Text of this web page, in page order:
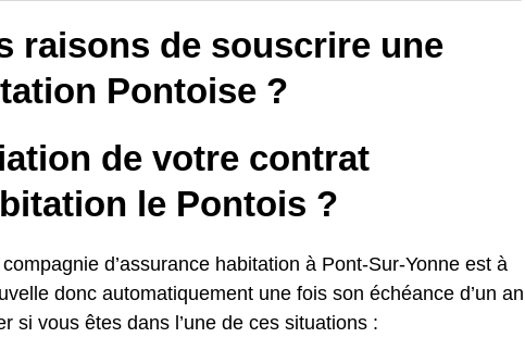
raisons de souscrire une
Pontoise ?
de votre contrat
le Pontois ?
d’assurance habitation à Pont-Sur-Yonne est à
donc automatiquement une fois son échéance d’un an
si vous êtes dans l’une de ces situations :